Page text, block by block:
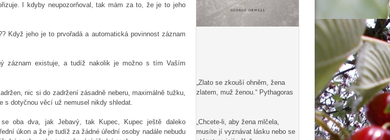
I kdyby neupozorňoval, tak mám za to, že je to jeho
Když jeho je to prvořadá a automatická povinnost záznam
záznam existuje, a tudíž nakolik je možno s tím Vaším
nic si do zadržení zásadně neberu, maximálně tužku,
dotyčnou věcí už nemusel nikdy shledat.
oba dva, jak Jebavý, tak Kupec, Kupec ještě daleko
úkon a že je tudíž za žádné úřední osoby nadále nebudu
„Zlato se zkouší ohněm, žena
zlatem, muž ženou.“ Pythagoras
„Chcete-li, aby žena mlčela,
musíte jí vyznávat lásku nebo se